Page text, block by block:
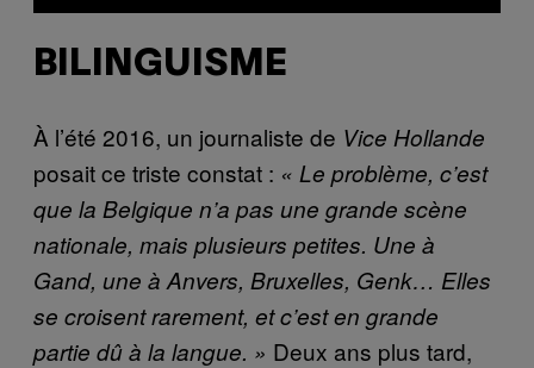
BILINGUISME
À l’été 2016, un journaliste de Vice Hollande
posait ce triste constat : « Le problème, c’est
que la Belgique n’a pas une grande scène
nationale, mais plusieurs petites. Une à
Gand, une à Anvers, Bruxelles, Genk… Elles
se croisent rarement, et c’est en grande
partie dû à la langue. » Deux ans plus tard,